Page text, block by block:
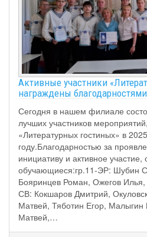
Активные участники
награждены
Сегодня в нашем филиале
лучших участников
«Литературных гостиных» в
году.Благодарностью за
инициативу и активное
обучающиеся:гр.11-ЭР: Шубин
Бояринцев Роман, Ожегов Илья,
СВ: Кокшаров Дмитрий,
Матвей, Тяботин Егор,
Матвей,…